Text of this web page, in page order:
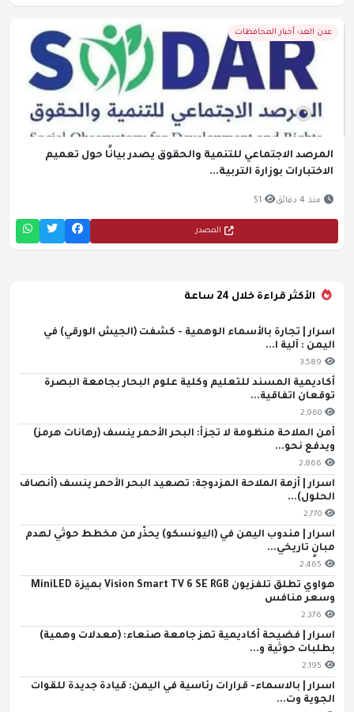
عدن الغد- أخبار المحافظات
المرصد الاجتماعي للتنمية والحقوق يصدر بيانًا حول تعميم
الاختبارات بوزارة التربية...
منذ 4 دقائق 51
المصدر
الأكثر قراءة خلال 24 ساعة
اسرار | تجارة بالأسماء الوهمية - كشفت (الجيش الورقي) في
اليمن : آلية ا...
3,589
أكاديمية المسند للتعليم وكلية علوم البحار بجامعة البصرة
توقعان اتفاقية...
2,960
أمن الملاحة منظومة لا تجزأ: البحر الأحمر ينسف (رهانات هرمز)
ويدفع نحو...
2,866
اسرار | أزمة الملاحة المزدوجة: تصعيد البحر الأحمر ينسف (أنصاف
الحلول)...
2,770
اسرار | مندوب اليمن في (اليونسكو) يحذّر من مخطط حوثي لهدم
مبانٍ تاريخي...
2,465
هواوي تطلق تلفزيون Vision Smart TV 6 SE RGB بميزة MiniLED
وسعر منافس
2,376
اسرار | فضيحة أكاديمية تهز جامعة صنعاء: (معدلات وهمية)
بطلبات حوثية و...
2,195
اسرار | بالاسماء- قرارات رئاسية في اليمن: قيادة جديدة للقوات
الجوية وت...